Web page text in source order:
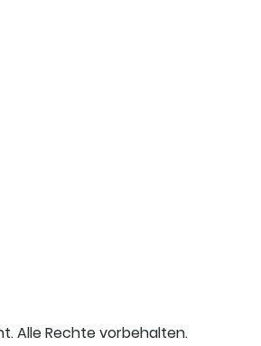
Alle Rechte vorbehalten.